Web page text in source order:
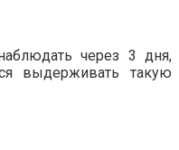
через 3 дня,
выдерживать такую